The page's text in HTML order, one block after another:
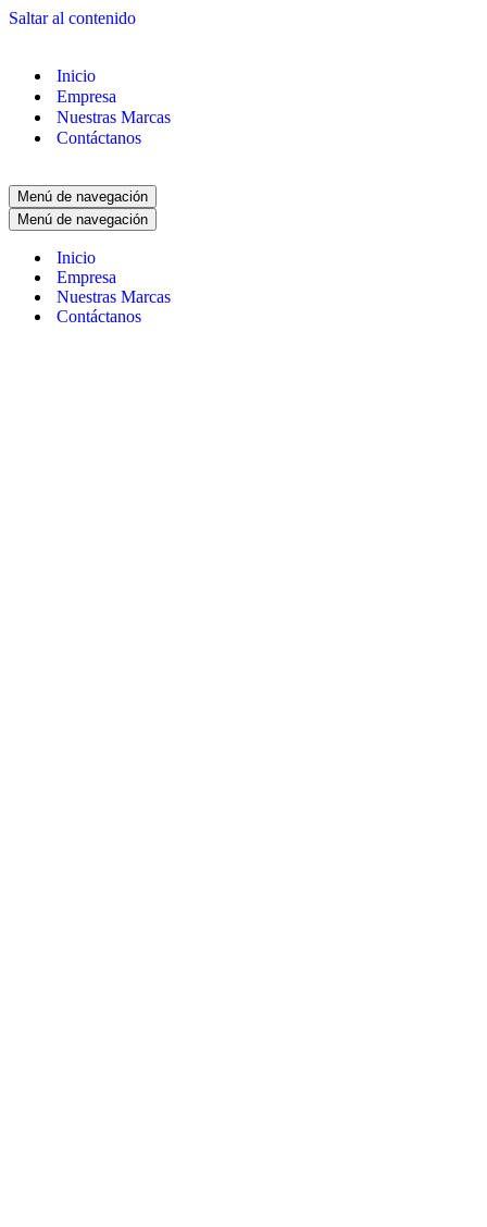
Saltar al contenido
Inicio
Empresa
Nuestras Marcas
Contáctanos
Menú de navegación
Menú de navegación
Inicio
Empresa
Nuestras Marcas
Contáctanos